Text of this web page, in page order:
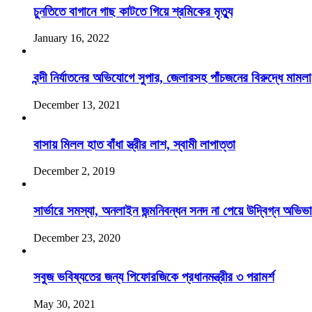
চুনতিতে বাগানে গাছ কাটতে গিয়ে শ্রমিকের মৃত্যু
January 16, 2022
বন্দী নির্যাতনের অভিযোগে সুপার, জেলারসহ পাঁচজনের বিরুদ্ধে মামলা
December 13, 2021
বাসায় মিলল হাত বাঁধা স্ত্রীর লাশ, স্বামী লাপাত্তা
December 2, 2019
সার্ভারে সমস্যা, অনলাইন জন্মনিবন্ধন সনদ না পেয়ে উদ্বিগ্ন
December 23, 2020
সবুজ ভবিষ্যতের জন্য পিফোরজিকে প্রধানমন্ত্রীর ৩ পরামর্শ
May 30, 2021